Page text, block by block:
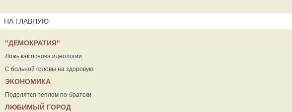
НА ГЛАВНУЮ
"ДЕМОКРАТИЯ"
Ложь как основа идеологии
С больной головы на здоровую
ЭКОНОМИКА
Поделятся теплом по-братски
ЛЮБИМЫЙ ГОРОД